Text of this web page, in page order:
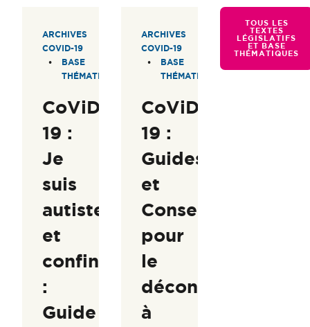
ARCHIVES
COVID-19
BASE
THÉMATIQUE
CoViD-
19 :
Je
suis
autiste
et
confiné(e)
:
Guide
ARCHIVES
COVID-19
BASE
THÉMATIQUE
CoViD-
19 :
Guides
et
Conseils
pour
le
déconfinement
à
TOUS LES
TEXTES
LÉGISLATIFS
ET BASE
THÉMATIQUES